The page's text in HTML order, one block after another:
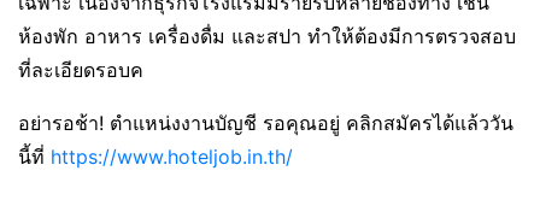
ห้องพัก อาหาร เครื่องดื่ม และสปา ทำให้ต้องมีการตรวจสอบ
ที่ละเอียดรอบค
อย่ารอช้า! ตำแหน่งงานบัญชี รอคุณอยู่ คลิกสมัครได้แล้ววัน
นี้ที่ https://www.hoteljob.in.th/